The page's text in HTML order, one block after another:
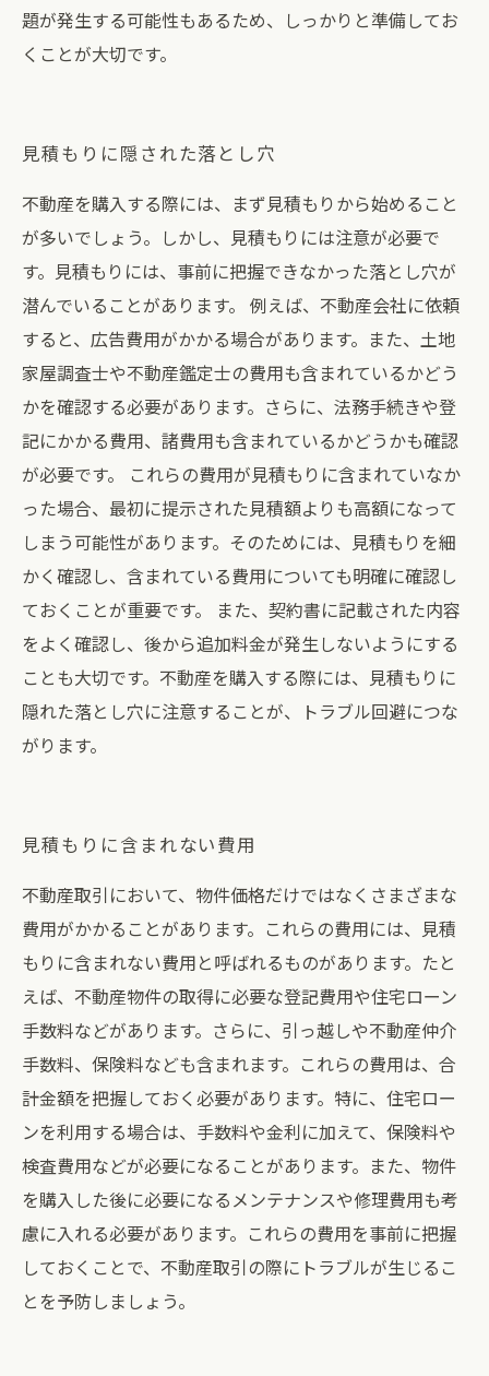
題が発生する可能性もあるため、しっかりと準備してお
くことが大切です。
見積もりに隠された落とし穴
不動産を購入する際には、まず見積もりから始めること
が多いでしょう。しかし、見積もりには注意が必要で
す。見積もりには、事前に把握できなかった落とし穴が
潜んでいることがあります。 例えば、不動産会社に依頼
すると、広告費用がかかる場合があります。また、土地
家屋調査士や不動産鑑定士の費用も含まれているかどう
かを確認する必要があります。さらに、法務手続きや登
記にかかる費用、諸費用も含まれているかどうかも確認
が必要です。 これらの費用が見積もりに含まれていなか
った場合、最初に提示された見積額よりも高額になって
しまう可能性があります。そのためには、見積もりを細
かく確認し、含まれている費用についても明確に確認し
ておくことが重要です。 また、契約書に記載された内容
をよく確認し、後から追加料金が発生しないようにする
ことも大切です。不動産を購入する際には、見積もりに
隠れた落とし穴に注意することが、トラブル回避につな
がります。
見積もりに含まれない費用
不動産取引において、物件価格だけではなくさまざまな
費用がかかることがあります。これらの費用には、見積
もりに含まれない費用と呼ばれるものがあります。たと
えば、不動産物件の取得に必要な登記費用や住宅ローン
手数料などがあります。さらに、引っ越しや不動産仲介
手数料、保険料なども含まれます。これらの費用は、合
計金額を把握しておく必要があります。特に、住宅ロー
ンを利用する場合は、手数料や金利に加えて、保険料や
検査費用などが必要になることがあります。また、物件
を購入した後に必要になるメンテナンスや修理費用も考
慮に入れる必要があります。これらの費用を事前に把握
しておくことで、不動産取引の際にトラブルが生じるこ
とを予防しましょう。